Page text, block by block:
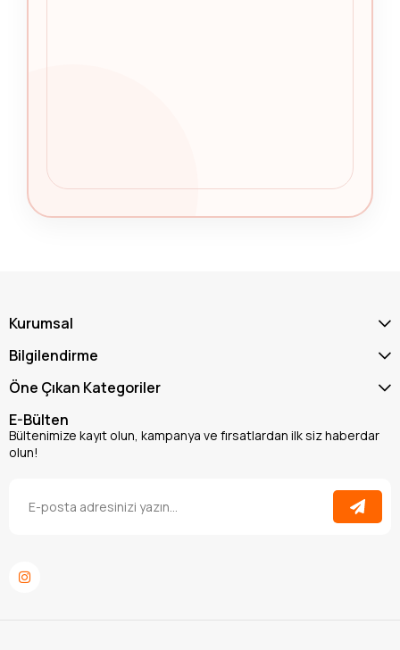
Kurumsal
Bilgilendirme
Öne Çıkan Kategoriler
E-Bülten
Bültenimize kayıt olun, kampanya ve fırsatlardan ilk siz haberdar
olun!